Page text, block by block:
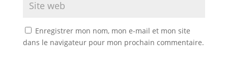
Enregistrer mon nom, mon e-mail et mon site
dans le navigateur pour mon prochain commentaire.